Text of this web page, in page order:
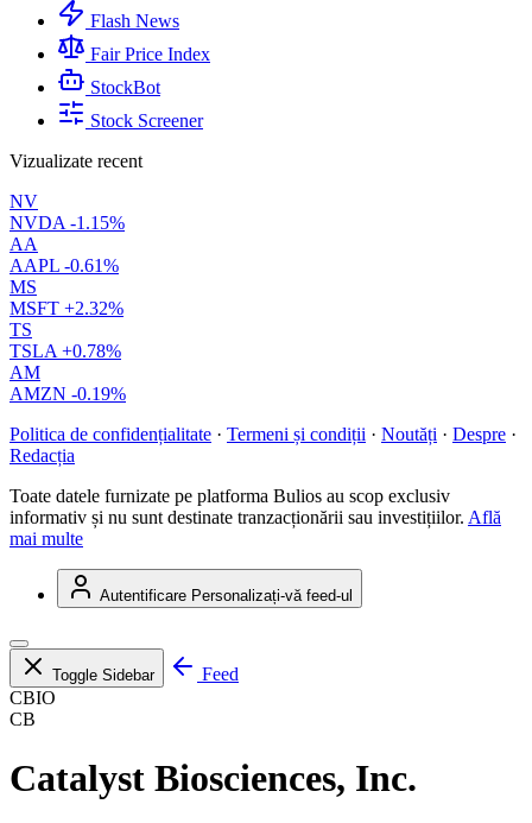
Flash News
Fair Price Index
StockBot
Stock Screener
Vizualizate recent
NV
NVDA -1.15%
AA
AAPL -0.61%
MS
MSFT +2.32%
TS
TSLA +0.78%
AM
AMZN -0.19%
Politica de confidențialitate · Termeni și condiții · Noutăți · Despre ·
Redacția
Toate datele furnizate pe platforma Bulios au scop exclusiv
informativ și nu sunt destinate tranzacționării sau investițiilor. Află
mai multe
Autentificare Personalizați-vă feed-ul
Toggle Sidebar
Feed
CBIO
CB
Catalyst Biosciences, Inc.